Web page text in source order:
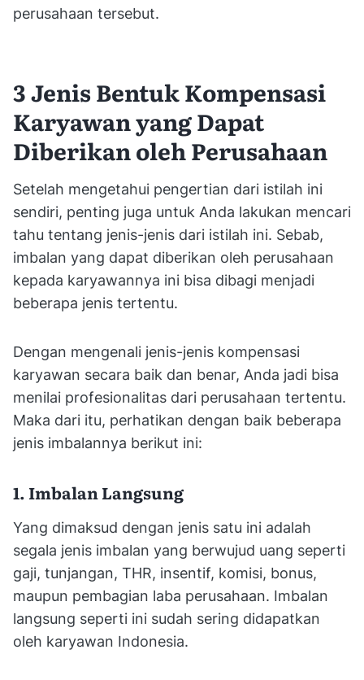
perusahaan tersebut.
3 Jenis Bentuk Kompensasi
Karyawan yang Dapat
Diberikan oleh Perusahaan
Setelah mengetahui pengertian dari istilah ini
sendiri, penting juga untuk Anda lakukan mencari
tahu tentang jenis-jenis dari istilah ini. Sebab,
imbalan yang dapat diberikan oleh perusahaan
kepada karyawannya ini bisa dibagi menjadi
beberapa jenis tertentu.
Dengan mengenali jenis-jenis kompensasi
karyawan secara baik dan benar, Anda jadi bisa
menilai profesionalitas dari perusahaan tertentu.
Maka dari itu, perhatikan dengan baik beberapa
jenis imbalannya berikut ini:
1. Imbalan Langsung
Yang dimaksud dengan jenis satu ini adalah
segala jenis imbalan yang berwujud uang seperti
gaji, tunjangan, THR, insentif, komisi, bonus,
maupun pembagian laba perusahaan. Imbalan
langsung seperti ini sudah sering didapatkan
oleh karyawan Indonesia.